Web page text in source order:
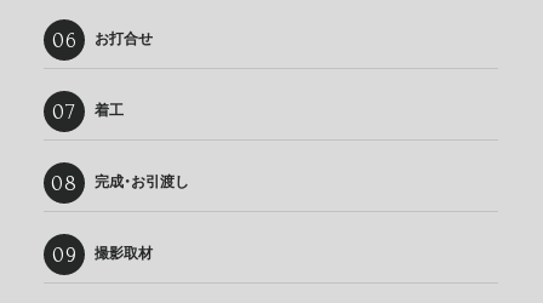
お打合せ
着工
完成・お引渡し
撮影取材